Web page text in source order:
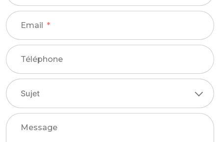
Email
Téléphone
Message